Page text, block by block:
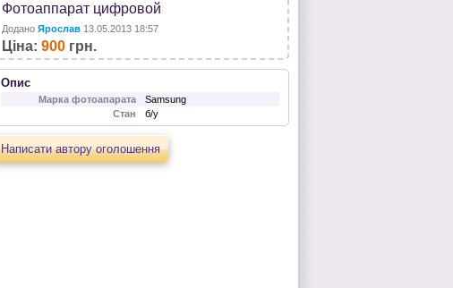
Фотоаппарат цифровой
Додано Ярослав 13.05.2013 18:57
Ціна: 900 грн.
Опис
Марка фотоапарата
Samsung
Стан
б/у
Написати автору оголошення